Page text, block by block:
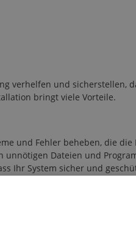
verhelfen und
bringt viele Vorteile.
und Fehler beheben, die
Dateien und
Ihr System sicher und
eine Neuinstallation
die folgende Schritte